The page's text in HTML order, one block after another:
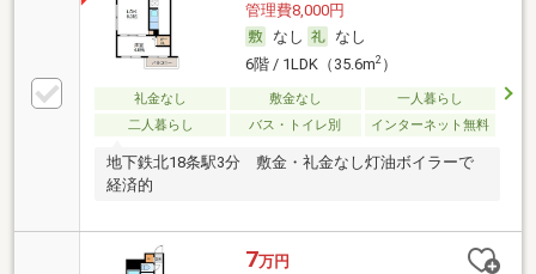
管理費8,000円
なし
なし
6階 / 1LDK（35.6m2）
礼金なし 敷金なし
一人暮らし
二人暮らし
バス・トイレ別 インターネット無料
地下鉄北18条駅3分 敷金・礼金なし灯油ボイラーで
経済的
7万円